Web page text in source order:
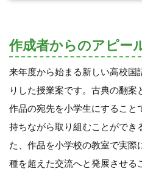
作成者からのアピー
来年度から始まる新しい高校国
りした授業案です。古典の翻案
作品の宛先を小学生にすること
持ちながら取り組むことができ
た、作品を小学校の教室で実際
種を超えた交流へと発展させる